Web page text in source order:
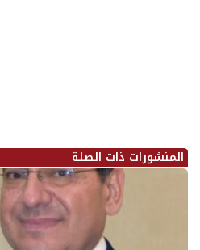
المنشورات ذات الصلة